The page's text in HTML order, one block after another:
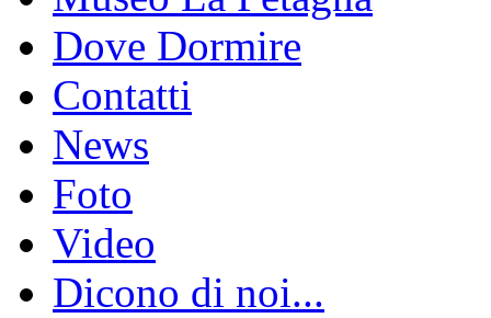
Dove Dormire
Contatti
News
Foto
Video
Dicono di noi...